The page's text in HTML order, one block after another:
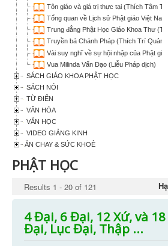
Tôn giáo và giá trị thực tại (Thích Tâm
Tổng quan về Lịch sử Phật giáo Việt Nam
Trung đẳng Phật Học Giáo Khoa Thư
Truyền bá Chánh Pháp (Thích Trí Quảng)
Vài suy nghĩ về sự hội nhập của Phật
Vua Milinda Vấn Đạo (Liễu Pháp dịch)
SÁCH GIÁO KHOA PHẬT HỌC
SÁCH NÓI
TỪ ĐIỂN
VĂN HÓA
VĂN HỌC
VIDEO GIẢNG KINH
ĂN CHAY & SỨC KHOẺ
PHẬT HỌC
Results 1 - 20 of 121
4 Đại, 6 Đại, 12 Xứ, và
Đại, Lục Đại, Thập ...